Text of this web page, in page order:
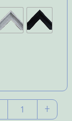
Quantity +